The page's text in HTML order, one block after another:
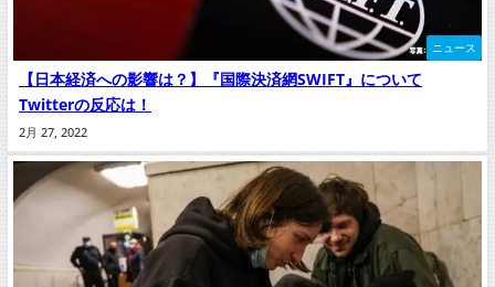
ニュース
【日本経済への影響は？】『国際決済網SWIFT』について
Twitterの反応は！
2月 27, 2022